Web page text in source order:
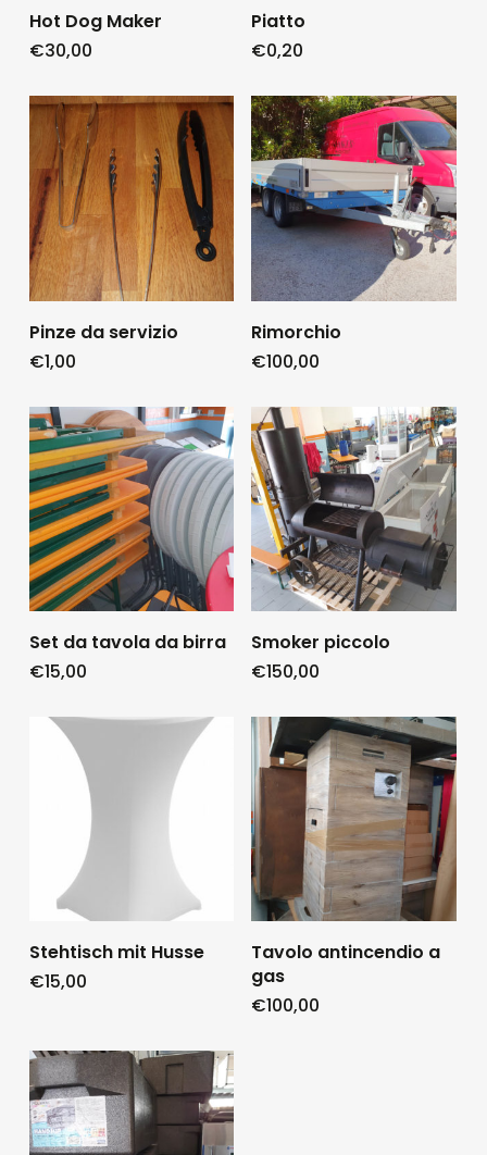
Hot Dog Maker
€30,00
Piatto
€0,20
Pinze da servizio
€1,00
Rimorchio
€100,00
Set da tavola da birra
€15,00
Smoker piccolo
€150,00
Stehtisch mit Husse
€15,00
Tavolo antincendio a
gas
€100,00